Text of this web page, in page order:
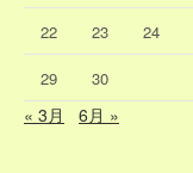
22 23 24
29 30
« 3月 6月 »